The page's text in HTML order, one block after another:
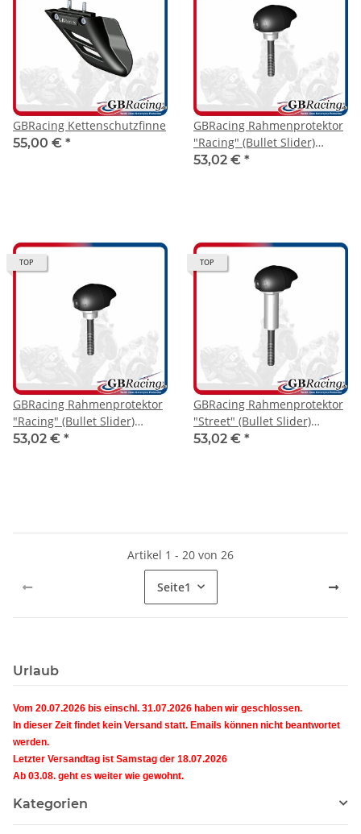
GBRacing Kettenschutzfinne
55,00 € *
GBRacing Rahmenprotektor
"Racing" (Bullet Slider)
53,02 € *
TOP
GBRacing Rahmenprotektor
"Racing" (Bullet Slider)
53,02 € *
TOP
GBRacing Rahmenprotektor
"Street" (Bullet Slider)
Yamaha R1 2015- / MT-10
53,02 € *
Artikel 1 - 20 von 26
Seite1
Urlaub
Vom 20.07.2026 bis einschl. 31.07.2026 haben wir geschlossen.
In dieser Zeit findet kein Versand statt. Emails können nicht beantwortet
werden.
Letzter Versandtag ist Samstag der 18.07.2026
Ab 03.08. geht es weiter wie gewohnt.
Kategorien